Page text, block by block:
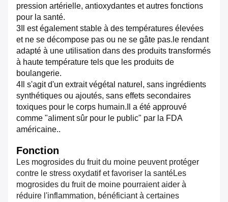
pression artérielle, antioxydantes et autres fonctions
pour la santé.
3Il est également stable à des températures élevées
et ne se décompose pas ou ne se gâte pas.le rendant
adapté à une utilisation dans des produits transformés
à haute température tels que les produits de
boulangerie.
4Il s'agit d'un extrait végétal naturel, sans ingrédients
synthétiques ou ajoutés, sans effets secondaires
toxiques pour le corps humain.Il a été approuvé
comme "aliment sûr pour le public" par la FDA
américaine..
Fonction
Les mogrosides du fruit du moine peuvent protéger
contre le stress oxydatif et favoriser la santéLes
mogrosides du fruit de moine pourraient aider à
réduire l'inflammation, bénéficiant à certaines